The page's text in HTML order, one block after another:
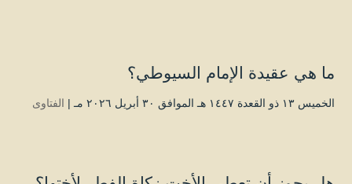
ما هي عقيدة الإمام السيوطي؟
الخميس ۱۳ ذو القعدة ۱٤٤۷ هـ الموافق ۳۰ أبريل ۲۰۲٦ مـ | الفتاوى